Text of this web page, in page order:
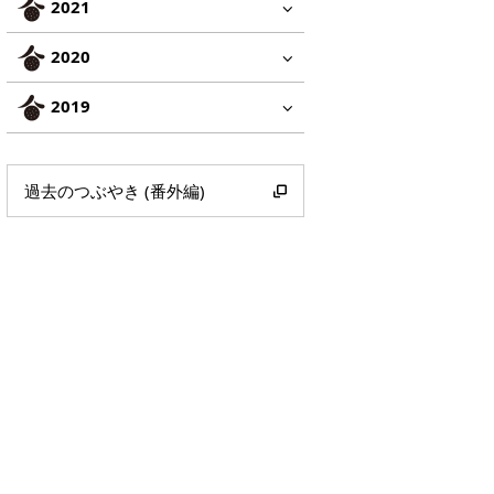
2021
2020
2019
過去のつぶやき (番外編)